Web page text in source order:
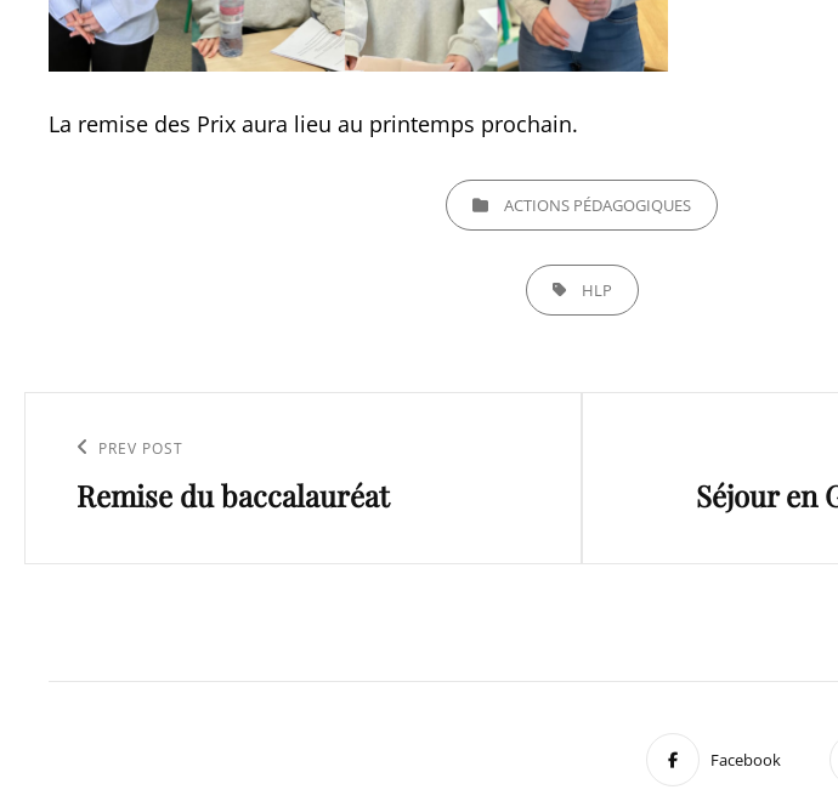
La remise des Prix aura lieu au printemps prochain.
CATEGORIESACTIONS PÉDAGOGIQUES
TAGS, HLP
l’article
Previous
Post
PREV POST
Remise du baccalauréat Séjour en
Facebook